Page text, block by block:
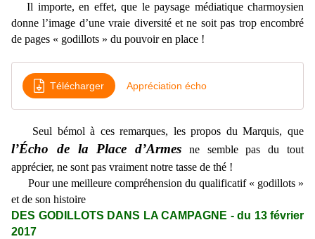
Il importe, en effet, que le paysage médiatique charmoysien
donne l’image d’une vraie diversité et ne soit pas trop encombré
de pages « godillots » du pouvoir en place !
Télécharger Appréciation écho
Seul bémol à ces remarques, les propos du Marquis, que
l’Écho de la Place d’Armes ne semble pas du tout
apprécier, ne sont pas vraiment notre tasse de thé !
Pour une meilleure compréhension du qualificatif « godillots »
et de son histoire
DES GODILLOTS DANS LA CAMPAGNE - du 13 février
2017